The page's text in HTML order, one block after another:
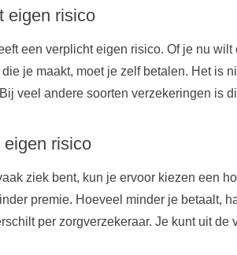
eigen risico
een verplicht eigen risico. Of je nu
je maakt, moet je zelf betalen. Het is
veel andere soorten verzekeringen is
risico
ziek bent, kun je ervoor kiezen een
premie. Hoeveel minder je betaalt,
per zorgverzekeraar. Je kunt uit de